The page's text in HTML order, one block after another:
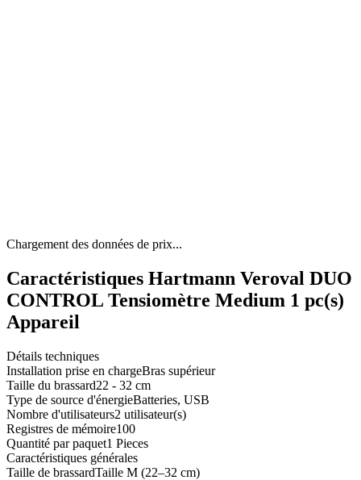
Chargement des données de prix...
Caractéristiques Hartmann Veroval DUO
CONTROL Tensiomètre Medium 1 pc(s)
Appareil
Détails techniques
Installation prise en chargeBras supérieur
Taille du brassard22 - 32 cm
Type de source d'énergieBatteries, USB
Nombre d'utilisateurs2 utilisateur(s)
Registres de mémoire100
Quantité par paquet1 Pieces
Caractéristiques générales
Taille de brassardTaille M (22–32 cm)